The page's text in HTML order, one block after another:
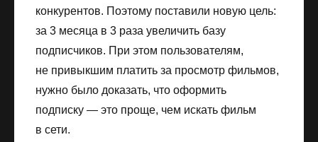
конкурентов. Поэтому поставили новую цель:
за 3 месяца в 3 раза увеличить базу
подписчиков. При этом пользователям,
не привыкшим платить за просмотр фильмов,
нужно было доказать, что оформить
подписку — это проще, чем искать фильм
в сети.